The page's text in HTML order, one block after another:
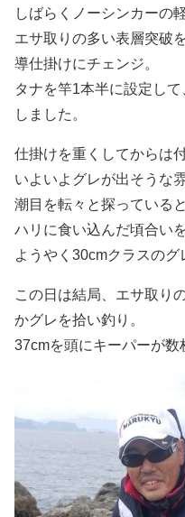
しばらくノーシンカーの
エサ取りの多い表層突破
導仕掛けにチェンジ。
タナを竿1本半に設定し
しました。
仕掛けを重くしてからは
いよいよグレが出そうな
潮目を転々と探っている
ハリに食い込んだ頃合い
ようやく30cmクラスのグ
この日は結局、エサ取り
かグレを拾い釣り。
37cmを頭にキーパーが数